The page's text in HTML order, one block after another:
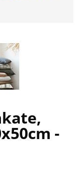
-